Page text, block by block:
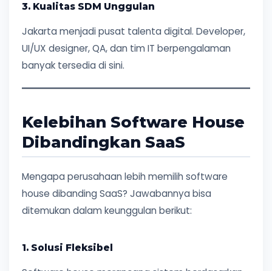
3. Kualitas SDM Unggulan
Jakarta menjadi pusat talenta digital. Developer,
UI/UX designer, QA, dan tim IT berpengalaman
banyak tersedia di sini.
Kelebihan Software House
Dibandingkan SaaS
Mengapa perusahaan lebih memilih software
house dibanding SaaS? Jawabannya bisa
ditemukan dalam keunggulan berikut:
1. Solusi Fleksibel